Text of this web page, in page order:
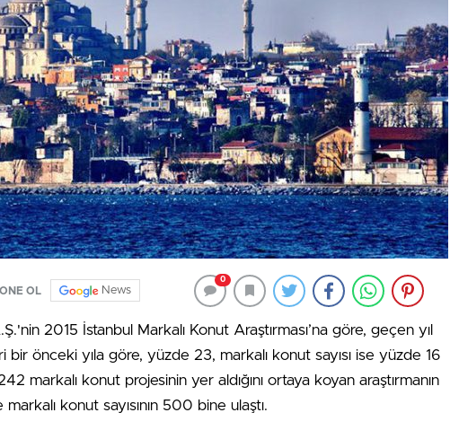
OL News
0
2015 İstanbul Markalı Konut Araştırması’na göre, geçen yıl
bir önceki yıla göre, yüzde 23, markalı konut sayısı ise yüzde 16
markalı konut projesinin yer aldığını ortaya koyan araştırmanın
konut sayısının 500 bine ulaştı.